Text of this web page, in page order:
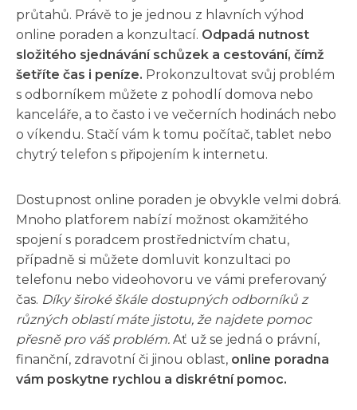
průtahů. Právě to je jednou z hlavních výhod
online poraden a konzultací. Odpadá nutnost
složitého sjednávání schůzek a cestování, čímž
šetříte čas i peníze. Prokonzultovat svůj problém
s odborníkem můžete z pohodlí domova nebo
kanceláře, a to často i ve večerních hodinách nebo
o víkendu. Stačí vám k tomu počítač, tablet nebo
chytrý telefon s připojením k internetu.
Dostupnost online poraden je obvykle velmi dobrá.
Mnoho platforem nabízí možnost okamžitého
spojení s poradcem prostřednictvím chatu,
případně si můžete domluvit konzultaci po
telefonu nebo videohovoru ve vámi preferovaný
čas. Díky široké škále dostupných odborníků z
různých oblastí máte jistotu, že najdete pomoc
přesně pro váš problém. Ať už se jedná o právní,
finanční, zdravotní či jinou oblast, online poradna
vám poskytne rychlou a diskrétní pomoc.